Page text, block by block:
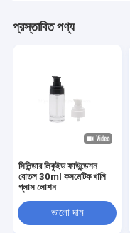
প্রস্তাবিত পণ্য
সিলিন্ডার লিকুইড ফাউন্ডেশন
বোতল 30ml কসমেটিক খালি
গ্লাস লোশন
ভালো দাম